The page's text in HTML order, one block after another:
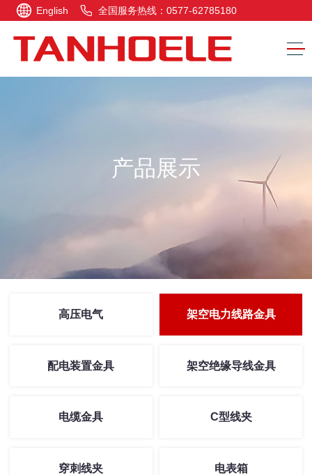
English 全国服务热线：0577-62785180
产品展示
高压电气 架空电力线路金具
配电装置金具 架空绝缘导线金具
电缆金具 C型线夹
穿刺线夹 电表箱